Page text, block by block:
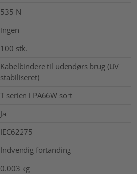
535 N
ingen
100 stk.
Kabelbindere til udendørs brug (UV
stabiliseret)
T serien i PA66W sort
Ja
IEC62275
Indvendig fortanding
0.003 kg